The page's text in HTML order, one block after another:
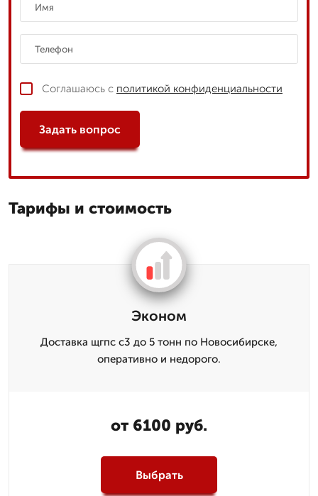
Соглашаюсь с политикой конфиденциальности
Задать вопрос
Тарифы и стоимость
Эконом
Доставка щгпс с3 до 5 тонн по Новосибирске,
оперативно и недорого.
от 6100 руб.
Выбрать